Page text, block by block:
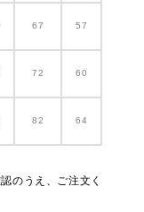
67 57
72 60
82 64
のうえ、ご注文く